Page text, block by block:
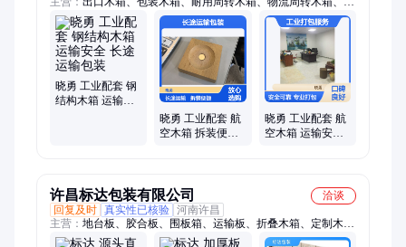
合板材木箱、防潮防锈木箱、出口专用木箱、机械设备木箱、实
木木箱、免熏蒸出口木箱、熏蒸出口木箱、物流运输木箱、航空
箱、熏蒸实木包装、可折叠木包装
晓勇 工业配套 钢
结构木箱 运输安
晓勇 工业配套 航
空木箱 拆装便捷
晓勇 工业配套 航
空木箱 运输安全
许昌标达包装有限公司
洽谈
回复及时 真实性已核验 河南许昌
主营： 地台板、胶合板、围板箱、运输板、折叠木箱、定制木
箱、出口木箱、非标木箱、印刷木箱、木托盘、承载板、转运